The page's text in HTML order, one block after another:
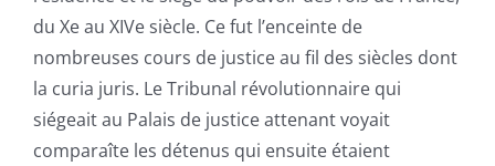
Le cabinet, l’équipe
du Xe au XIVe siècle. Ce fut l’enceinte de
nombreuses cours de justice au fil des siècles dont
la curia juris. Le Tribunal révolutionnaire qui
siégeait au Palais de justice attenant voyait
comparaîte les détenus qui ensuite étaient